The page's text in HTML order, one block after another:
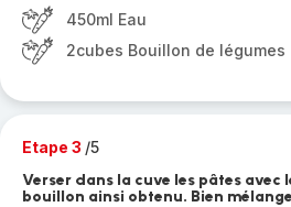
450ml Eau
2cubes Bouillon de légumes
Etape 3 /5
Verser dans la cuve les pâtes avec
bouillon ainsi obtenu. Bien